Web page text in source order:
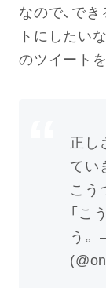
なので、で
トにしたい
のツイート
正し
てい
こう
「こ
う